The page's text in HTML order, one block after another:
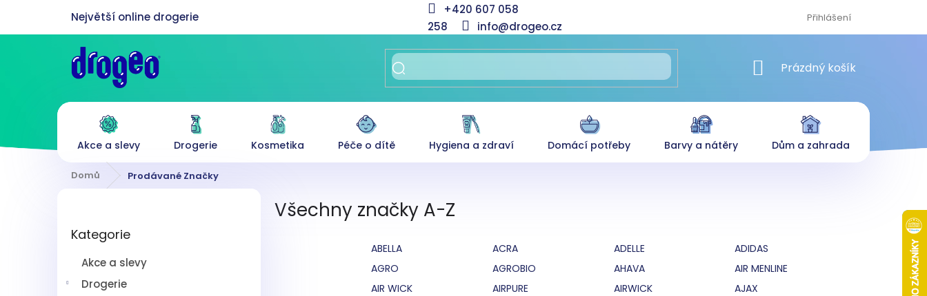
obsah
+420 607 058
258
info@drogeo.cz
Přihlášení
NÁKUPNÍ KOŠÍK
Prázdný košík
Akce a slevy Drogerie Kosmetika Péče o dítě Hygiena a zdraví Domácí potřeby Barvy a nátěry Dům a zahrada
Domů Prodávané Značky
kategorie
Kategorie
Akce a slevy
Drogerie
Všechny značky A-Z
ABELLA ACRA ADELLE
ADIDAS
AGRO
AGROBIO AHAVA
AIR MENLINE
AIR WICK
AIRPURE AIRWICK
AJAX